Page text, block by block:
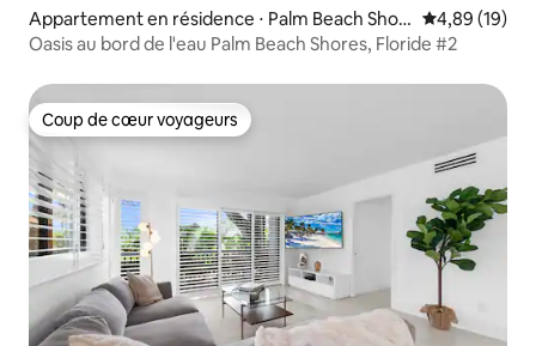
Appartement en résidence ⋅ Palm Beach Shor
es
Évaluation
4,89 (19)
Oasis au bord de l'eau Palm Beach Shores, Floride #2
Coup de cœur voyageurs
Coup de cœur voyageurs